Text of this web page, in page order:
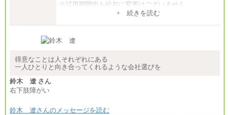
※試用期間中も給与に変更はございません
大学・大学院卒 初任給 月給242,000円
最終学歴に応じ、上記新卒給与（高卒の場合は、月
して算定した調整手当を加算した額
※試用期間中も給与に変更はございません
+ 続きを読む
得意なことは人それぞれにある
一人ひとりと向き合ってくれるような会社選びを
鈴木 遼 さん
右下肢障がい
鈴木 遼さんのメッセージを読む